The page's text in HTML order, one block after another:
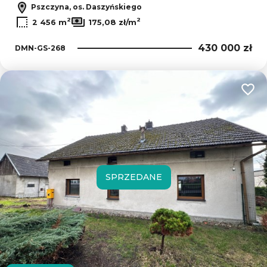
Pszczyna, os. Daszyńskiego
2 456 m2 175,08 zł/m2
DMN-GS-268 430 000 zł
SPRZEDANE